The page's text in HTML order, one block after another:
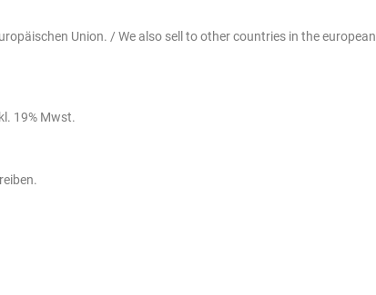
Union. / We also sell to other countries in the european
19% Mwst.